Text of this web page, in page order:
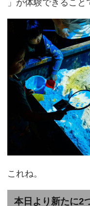
これね。
本日より新たに2